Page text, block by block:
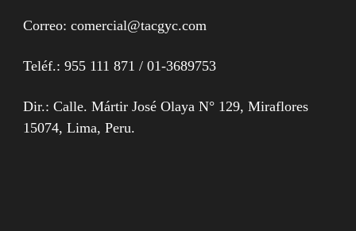
Correo: comercial@tacgyc.com
Teléf.:955 111 871 / 01-3689753
Dir.: Calle. Mártir José Olaya N° 129, Miraflores
15074, Lima, Peru.